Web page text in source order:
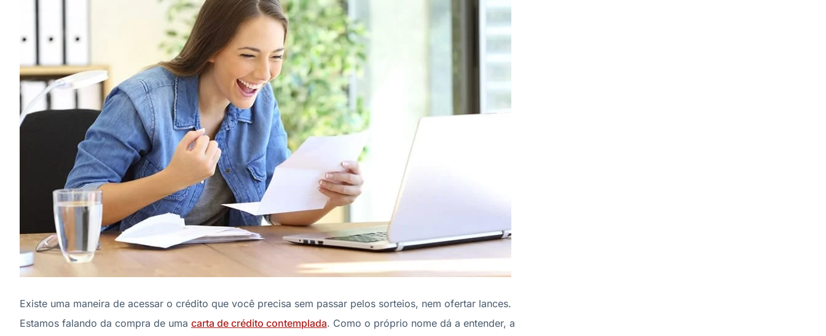
Existe uma maneira de acessar o crédito que você precisa sem passar pelos sorteios, nem ofertar lances.
Estamos falando da compra de uma carta de crédito contemplada. Como o próprio nome dá a entender, a